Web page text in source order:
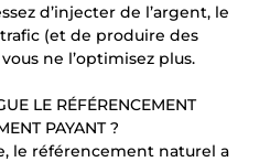
d’injecter de l’argent, le
(et de produire des
ne l’optimisez plus.
LE RÉFÉRENCEMENT
PAYANT ?
le référencement naturel a